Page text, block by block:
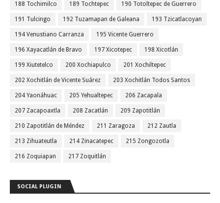
188 Tochimilco 189 Tochtepec 190 Totoltepec de Guerrero
191 Tulcingo 192 Tuzamapan de Galeana 193 Tzicatlacoyan
194 Venustiano Carranza 195 Vicente Guerrero
196 Xayacatlán de Bravo 197 Xicotepec 198 Xicotlán
199 Xiutetelco 200 Xochiapulco 201 Xochiltepec
202 Xochitlán de Vicente Suárez 203 Xochitlán Todos Santos
204 Yaonáhuac 205 Yehualtepec 206 Zacapala
207 Zacapoaxtla 208 Zacatlán 209 Zapotitlán
210 Zapotitlán de Méndez 211 Zaragoza 212 Zautla
213 Zihuateutla 214 Zinacatepec 215 Zongozotla
216 Zoquiapan 217 Zoquitlán
SOCIAL PLUGIN